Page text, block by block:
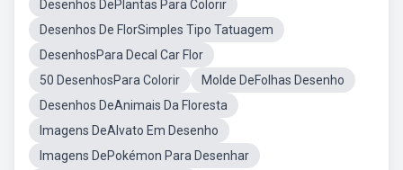
Desenhos DePlantas Para Colorir
Desenhos De FlorSimples Tipo Tatuagem
DesenhosPara Decal Car Flor
50 DesenhosPara Colorir
Molde DeFolhas Desenho
Desenhos DeAnimais Da Floresta
Imagens DeAlvato Em Desenho
Imagens DePokémon Para Desenhar